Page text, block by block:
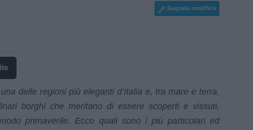
Segnala modifica
delle regioni più eleganti d’Italia e, tra mare e terra,
borghi che meritano di essere scoperti e vissuti,
primaverile. Ecco quali sono i più particolari ed